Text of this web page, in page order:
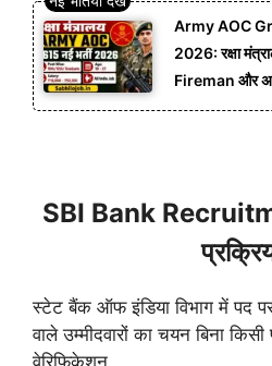
Army AOC
2026: रक्षा
Fireman और
SBI Bank
स्टेट बैंक ऑफ इंडिया विभाग में पद
वाले उम्मीदवारों का चयन बिना किसी